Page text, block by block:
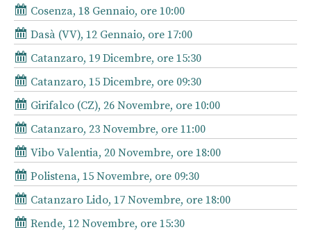
Cosenza, 18 Gennaio, ore 10:00
Dasà (VV), 12 Gennaio, ore 17:00
Catanzaro, 19 Dicembre, ore 15:30
Catanzaro, 15 Dicembre, ore 09:30
Girifalco (CZ), 26 Novembre, ore 10:00
Catanzaro, 23 Novembre, ore 11:00
Vibo Valentia, 20 Novembre, ore 18:00
Polistena, 15 Novembre, ore 09:30
Catanzaro Lido, 17 Novembre, ore 18:00
Rende, 12 Novembre, ore 15:30